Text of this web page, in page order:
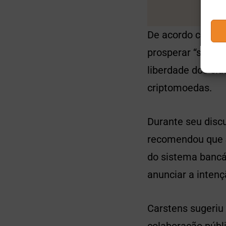
De acordo com
prosperar “sob
liberdade dos
criptomoedas.
Durante seu
recomendou
do sistema
anunciar a
Carstens